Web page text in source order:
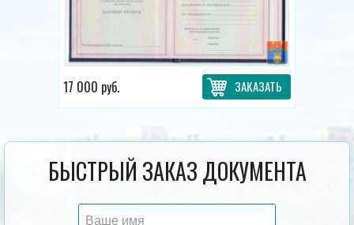
17 000 руб. ЗАКАЗАТЬ
БЫСТРЫЙ ЗАКАЗ ДОКУМЕНТА